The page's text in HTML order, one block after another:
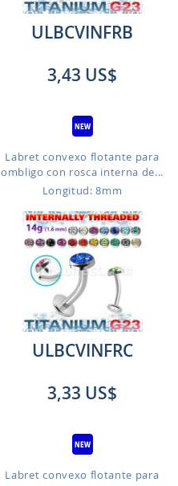
ULBCVINFRB
3,43 US$
Labret convexo flotante para
ombligo con rosca interna de...
Longitud: 8mm
ULBCVINFRC
3,33 US$
Labret convexo flotante para